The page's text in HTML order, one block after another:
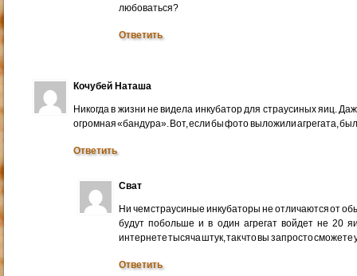
любоваться?
Ответить
Кочубей Наташа
Никогда в жизни не видела инкубатор для страусиных яиц.
огромная «бандура». Вот, если бы фото выложили агрегата,
Ответить
Сват
Ни чем страусиные инкубаторы не отличаются от
будут побольше и в один агрегат войдет не 20
интернете тысяча штук, так что вы запросто
Ответить